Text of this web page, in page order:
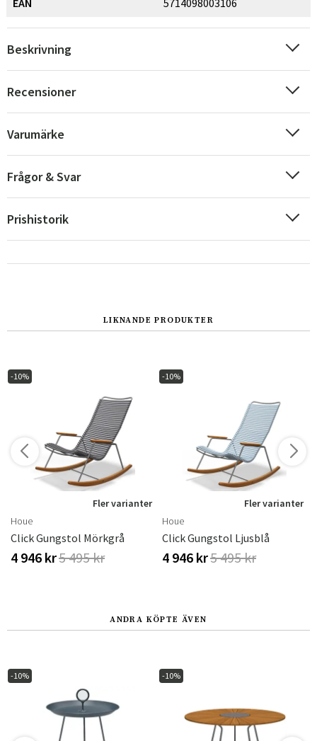
EAN 5714098003106
Beskrivning
Recensioner
Varumärke
Frågor & Svar
Prishistorik
LIKNANDE PRODUKTER
-10%
Fler varianter
Houe
Click Gungstol Mörkgrå
4 946 kr5 495 kr
-10%
Fler varianter
Houe
Click Gungstol Ljusblå
4 946 kr5 495 kr
ANDRA KÖPTE ÄVEN
-10% -10%